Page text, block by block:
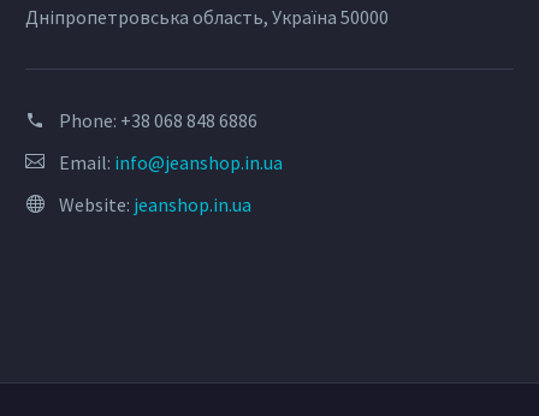
Дніпропетровська область, Україна 50000
Phone: +38 068 848 6886
Email: info@jeanshop.in.ua
Website: jeanshop.in.ua